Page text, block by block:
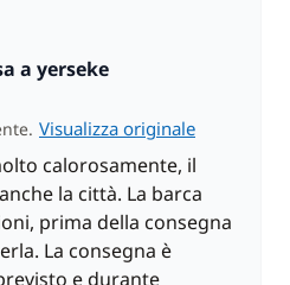
a yerseke
Visualizza originale
calorosamente, il
la città. La barca
prima della consegna
La consegna è
e durante